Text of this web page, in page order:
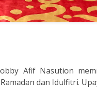
Afif Nasution
dan Idulfitri.